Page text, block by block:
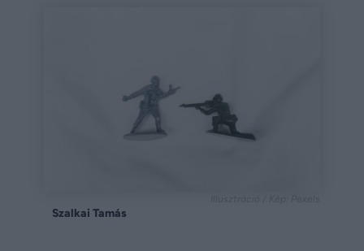
Szalkai Tamás